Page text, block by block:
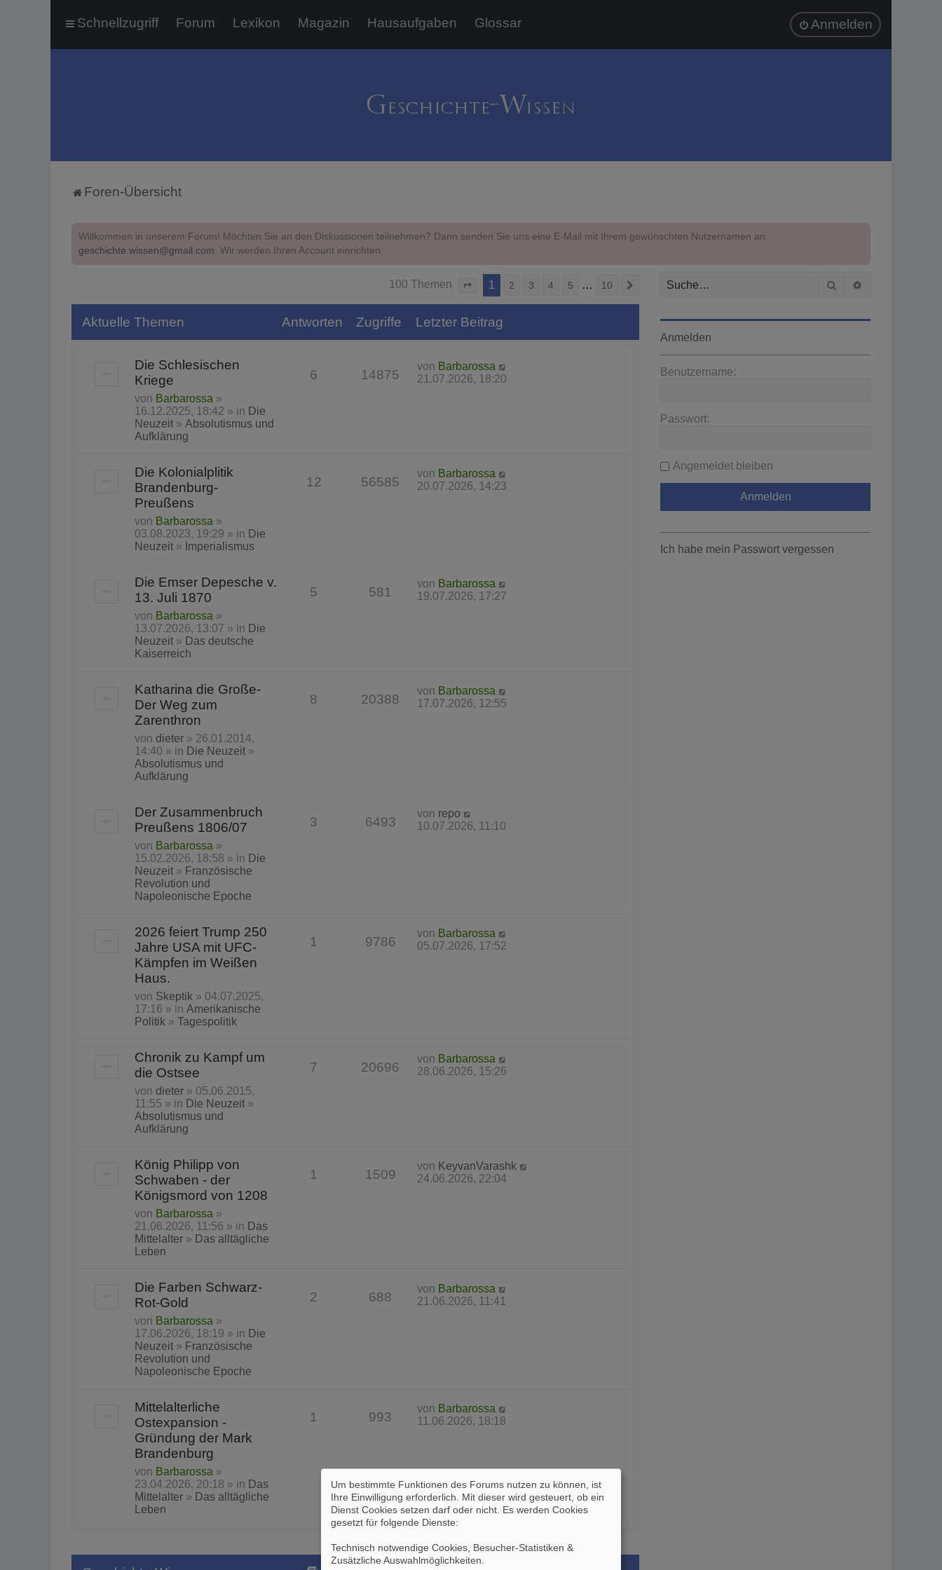
Schnellzugriff Forum Lexikon Magazin Hausaufgaben Glossar Anmelden
Foren-Übersicht
Willkommen in unserem Forum! Möchten Sie an den Diskussionen teilnehmen? Dann senden Sie uns eine E-Mail mit Ihrem gewünschten Nutzernamen an
geschichte.wissen@gmail.com. Wir werden Ihren Account einrichten.
100 Themen Seite von 10
1 2 3 4 5 … 10 Nächste
Aktuelle Themen Antworten Zugriffe Letzter Beitrag
Die Schlesischen
Kriege
von Barbarossa »
16.12.2025, 18:42 » in Die
Neuzeit » Absolutismus und
Aufklärung
6 14875
von Barbarossa
21.07.2026, 18:20
Die Kolonialplitik
Brandenburg-
Preußens
von Barbarossa »
03.08.2023, 19:29 » in Die
Neuzeit » Imperialismus
12 56585
von Barbarossa
20.07.2026, 14:23
Die Emser Depesche v.
13. Juli 1870
von Barbarossa »
13.07.2026, 13:07 » in Die
Neuzeit » Das deutsche
Kaiserreich
5 581
von Barbarossa
19.07.2026, 17:27
Katharina die Große-
Der Weg zum
Zarenthron
von dieter » 26.01.2014,
14:40 » in Die Neuzeit »
Absolutismus und
Aufklärung
8 20388
von Barbarossa
17.07.2026, 12:55
Der Zusammenbruch
Preußens 1806/07
von Barbarossa »
15.02.2026, 18:58 » in Die
Neuzeit » Französische
Revolution und
Napoleonische Epoche
3 6493
von repo
10.07.2026, 11:10
2026 feiert Trump 250
Jahre USA mit UFC-
Kämpfen im Weißen
Haus.
von Skeptik » 04.07.2025,
17:16 » in Amerikanische
Politik » Tagespolitik
1 9786
von Barbarossa
05.07.2026, 17:52
Chronik zu Kampf um
die Ostsee
von dieter » 05.06.2015,
11:55 » in Die Neuzeit »
Absolutismus und
Aufklärung
7 20696
von Barbarossa
28.06.2026, 15:26
König Philipp von
Schwaben - der
Königsmord von 1208
von Barbarossa »
21.06.2026, 11:56 » in Das
Mittelalter » Das alltägliche
Leben
1 1509
von KeyvanVarashk
24.06.2026, 22:04
Die Farben Schwarz-
Rot-Gold
von Barbarossa »
17.06.2026, 18:19 » in Die
Neuzeit » Französische
Revolution und
Napoleonische Epoche
2 688
von Barbarossa
21.06.2026, 11:41
Mittelalterliche
Ostexpansion -
Gründung der Mark
Brandenburg
von Barbarossa »
23.04.2026, 20:18 » in Das
Mittelalter » Das alltägliche
Leben
1 993
von Barbarossa
11.06.2026, 18:18
Suche
Anmelden
Benutzername:
Passwort:
Angemeldet bleiben
Ich habe mein Passwort vergessen
Um bestimmte Funktionen des Forums nutzen zu können, ist
Ihre Einwilligung erforderlich. Mit dieser wird gesteuert, ob ein
Dienst Cookies setzen darf oder nicht. Es werden Cookies
gesetzt für folgende Dienste:
Technisch notwendige Cookies, Besucher-Statistiken &
Zusätzliche Auswahlmöglichkeiten